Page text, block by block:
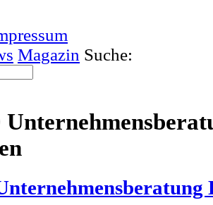
Magazin Suche: